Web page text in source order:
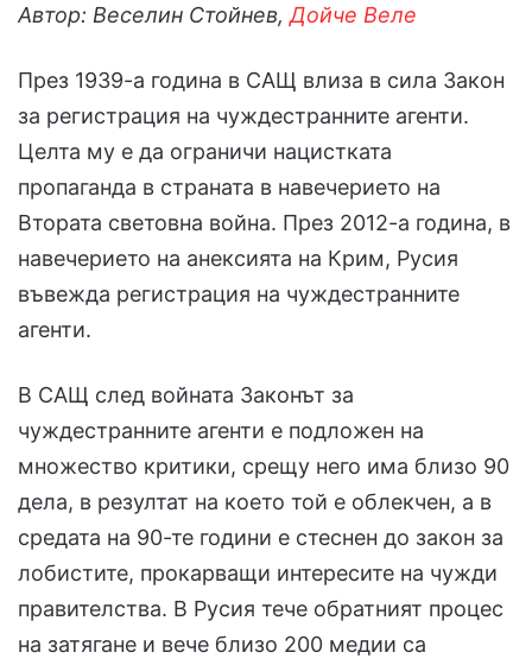
Автор: Веселин Стойнев, Дойче Веле
През 1939-а година в САЩ влиза в сила Закон
за регистрация на чуждестранните агенти.
Целта му е да ограничи нацистката
пропаганда в страната в навечерието на
Втората световна война. През 2012-а година, в
навечерието на анексията на Крим, Русия
въвежда регистрация на чуждестранните
агенти.
В САЩ след войната Законът за
чуждестранните агенти е подложен на
множество критики, срещу него има близо 90
дела, в резултат на което той е облекчен, а в
средата на 90-те години е стеснен до закон за
лобистите, прокарващи интересите на чужди
правителства. В Русия тече обратният процес
на затягане и вече близо 200 медии са